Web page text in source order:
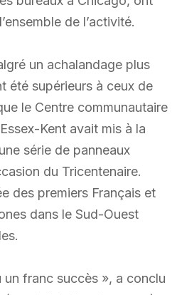
de l’activité.
un achalandage plus
été supérieurs à ceux de
le Centre communautaire
Kent avait mis à la
série de panneaux
du Tricentenaire.
des premiers Français et
dans le Sud-Ouest
un franc succès », a conclu